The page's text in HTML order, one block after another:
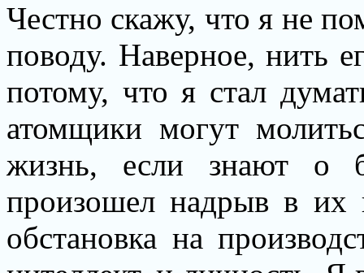
Честно скажу, что я не
поводу. Наверное, нить
потому, что я стал
атомщики могут
жизнь, если знают о
произошел надрыв в их
обстановка на